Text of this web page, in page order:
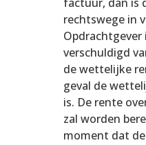
rechtswege in
Opdrachtgever
verschuldigd
de wettelijke
geval de
is. De rente
zal worden
moment dat